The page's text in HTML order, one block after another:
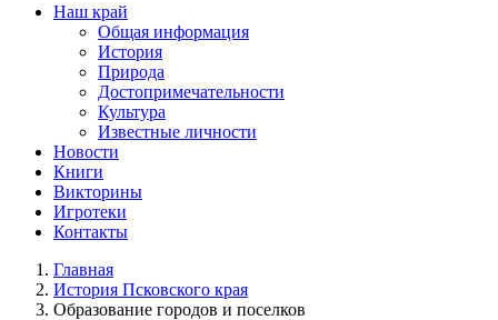
Наш край
Общая информация
История
Природа
Достопримечательности
Культура
Известные личности
Новости
Книги
Викторины
Игротеки
Контакты
Главная
История Псковского края
Образование городов и поселков